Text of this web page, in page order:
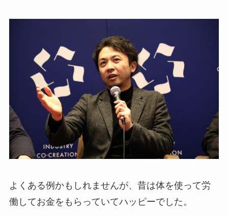
よくある例かもしれませんが、昔は体を使って労
働してお金をもらっていてハッピーでした。